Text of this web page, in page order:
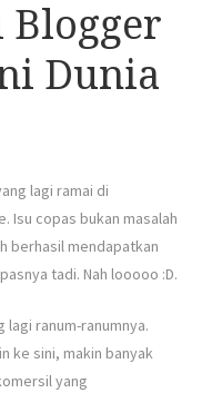
Blogger
Dunia
lagi ramai di
Isu copas bukan masalah
berhasil mendapatkan
tadi. Nah looooo :D.
ranum-ranumnya.
ke sini, makin banyak
yang